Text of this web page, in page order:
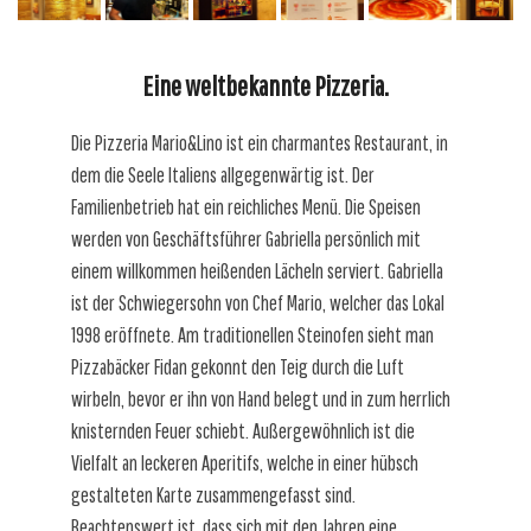
Eine weltbekannte Pizzeria.
Die Pizzeria Mario&Lino ist ein charmantes Restaurant, in
dem die Seele Italiens allgegenwärtig ist. Der
Familienbetrieb hat ein reichliches Menü. Die Speisen
werden von Geschäftsführer Gabriella persönlich mit
einem willkommen heißenden Lächeln serviert. Gabriella
ist der Schwiegersohn von Chef Mario, welcher das Lokal
1998 eröffnete. Am traditionellen Steinofen sieht man
Pizzabäcker Fidan gekonnt den Teig durch die Luft
wirbeln, bevor er ihn von Hand belegt und in zum herrlich
knisternden Feuer schiebt. Außergewöhnlich ist die
Vielfalt an leckeren Aperitifs, welche in einer hübsch
gestalteten Karte zusammengefasst sind.